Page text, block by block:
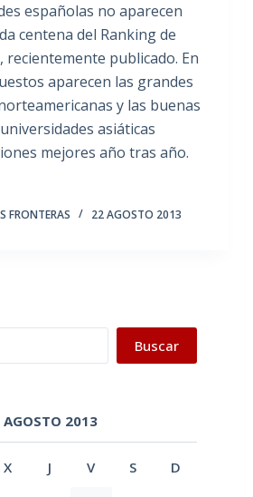
españolas no aparecen
centena del Ranking de
recientemente publicado. En
aparecen las grandes
y las buenas
asiáticas
mejores año tras año.
FRONTERAS 22 AGOSTO 2013
Buscar
AGOSTO 2013
X J V S D